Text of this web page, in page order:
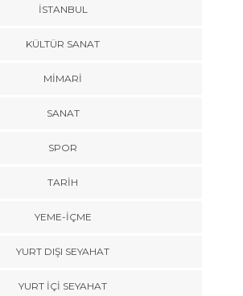
İSTANBUL
KÜLTÜR SANAT
MIMARI
SANAT
SPOR
TARİH
YEME-İÇME
YURT DIŞI SEYAHAT
YURT İÇİ SEYAHAT